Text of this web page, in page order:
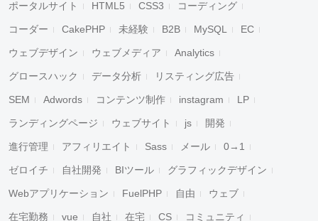
ポータルサイト HTML5 CSS3 コーディング
コーダー CakePHP 未経験 B2B MySQL EC
ウェブデザイン ウェブメディア Analytics
グロースハック データ分析 リスティング広告
SEM Adwords コンテンツ制作 instagram LP
ランディングページ ウェブサイト js 開発
進行管理 アフィリエイト Sass メール 0→1
ゼロイチ 自社開発 BIツール グラフィックデザイン
Webアプリケーション FuelPHP 自由 ウェブ
在宅勤務 vue 自社 在宅 CS コミュニティ